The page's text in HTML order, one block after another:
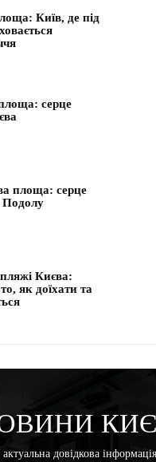
Київ, де під
серце
площа: серце
Подолу
Києва:
як доїхати та
довідкова